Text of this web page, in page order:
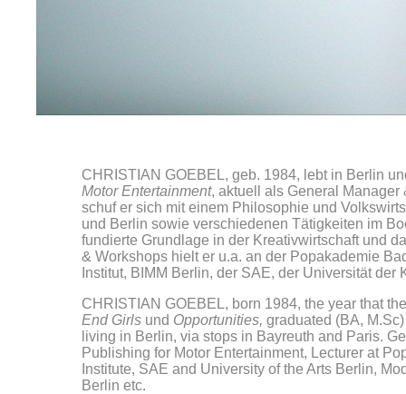
CHRISTIAN GOEBEL, geb. 1984, lebt in Berlin
Motor Entertainment, aktuell als General
schuf er sich mit einem Philosophie und
und Berlin sowie verschiedenen Tätigkeiten im
fundierte Grundlage in der Kreativwirtschaft und
& Workshops hielt er u.a. an der Popakademie
Institut, BIMM Berlin, der SAE, der Universität der
CHRISTIAN GOEBEL, born 1984, the year that
End Girls und Opportunities, graduated (BA,
living in Berlin, via stops in Bayreuth and Paris.
Publishing for Motor Entertainment, Lecturer at
Institute, SAE and University of the Arts Berlin,
Berlin etc.